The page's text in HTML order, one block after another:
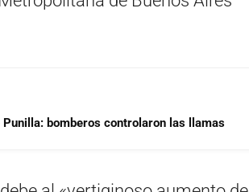
bomberos controlaron las llamas